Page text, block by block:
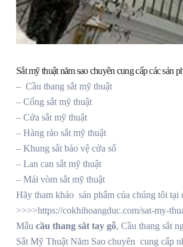
Sắt mỹ thuật năm sao chuyên cung cấp các sản
– Cầu thang sắt mỹ thuật
– Cổng sắt mỹ thuật
– Cửa sắt mỹ thuật
– Hàng rào sắt mỹ thuật
– Khung sắt bảo vệ cửa sổ
– Lan can sắt mỹ thuật
– Mái vòm sắt mỹ thuật
Hãy tham khảo sản phẩm của chúng tôi tại
>>>>https://cokhihoangduc.com/sat-my-
Mẫu cầu thang sắt tay gỗ, Cầu thang sắt
Sắt Mỹ Thuật Năm Sao chuyên cung cấp